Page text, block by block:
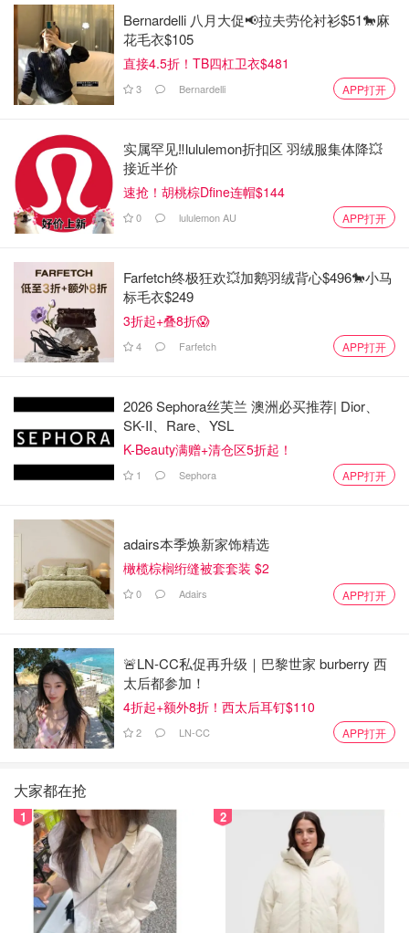
Bernardelli 八月大促📢拉夫劳伦衬衫$51🐎麻
花毛衣$105
直接4.5折！TB四杠卫衣$481
3 Bernardelli APP打开
实属罕见‼️lululemon折扣区 羽绒服集体降💥
接近半价
速抢！胡桃棕Dfine连帽$144
0 lululemon AU APP打开
Farfetch终极狂欢💥加鹅羽绒背心$496🐎小马
标毛衣$249
3折起+叠8折😱
4 Farfetch APP打开
2026 Sephora丝芙兰 澳洲必买推荐| Dior、
SK-II、Rare、YSL
K-Beauty满赠+清仓区5折起！
1 Sephora APP打开
adairs本季焕新家饰精选
橄榄棕榈绗缝被套套装 $2
0 Adairs APP打开
🚨LN-CC私促再升级｜巴黎世家 burberry 西
太后都参加！
4折起+额外8折！西太后耳钉$110
2 LN-CC APP打开
大家都在抢
1 2